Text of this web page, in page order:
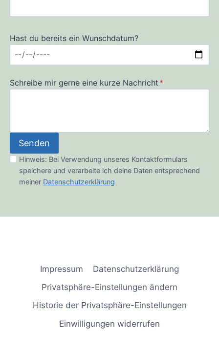
Hast du bereits ein Wunschdatum?
Schreibe mir gerne eine kurze Nachricht *
Senden
Hinweis: Bei Verwendung unseres Kontaktformulars
speichere und verarbeite ich deine Daten entsprechend
meiner Datenschutzerklärung
Impressum
Datenschutzerklärung
Privatsphäre-Einstellungen ändern
Historie der Privatsphäre-Einstellungen
Einwilligungen widerrufen